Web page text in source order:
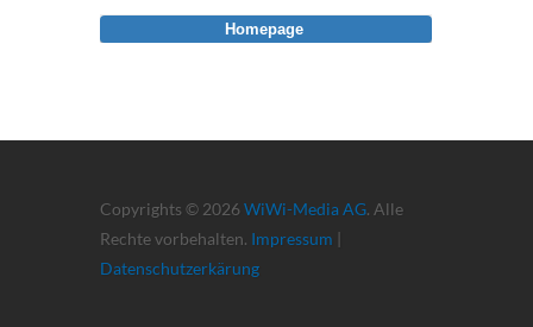
Copyrights © 2026 WiWi-Media AG. Alle
Rechte vorbehalten. Impressum |
Datenschutzerkärung
Homepage